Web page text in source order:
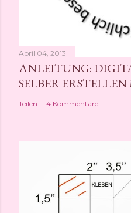
April 04, 2013
ANLEITUNG:
SELBER
Teilen 4 Kommentare